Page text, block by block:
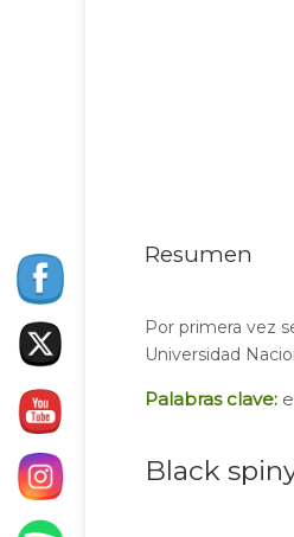
Resumen
Por primera vez
Universidad
Palabras clave:
Black